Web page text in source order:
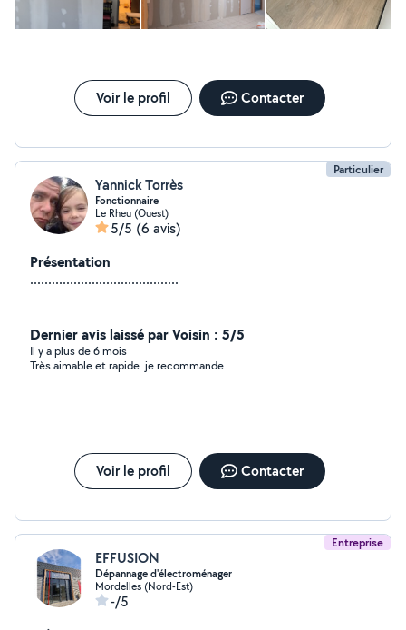
Voir le profil Contacter
Particulier
Yannick Torrès
Fonctionnaire
Le Rheu (Ouest)
5/5 (6 avis)
Présentation
.........................................
Dernier avis laissé par Voisin : 5/5
Il y a plus de 6 mois
Très aimable et rapide. je recommande
Voir le profil Contacter
Entreprise
EFFUSION
Dépannage d'électroménager
Mordelles (Nord-Est)
-/5